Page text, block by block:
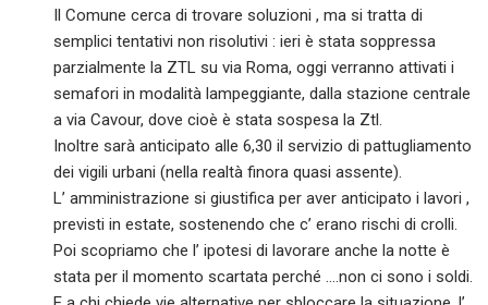
Il Comune cerca di trovare soluzioni , ma si tratta di
semplici tentativi non risolutivi : ieri è stata soppressa
parzialmente la ZTL su via Roma, oggi verranno attivati i
semafori in modalità lampeggiante, dalla stazione centrale
a via Cavour, dove cioè è stata sospesa la Ztl.
Inoltre sarà anticipato alle 6,30 il servizio di pattugliamento
dei vigili urbani (nella realtà finora quasi assente).
L’ amministrazione si giustifica per aver anticipato i lavori ,
previsti in estate, sostenendo che c’ erano rischi di crolli.
Poi scopriamo che l’ ipotesi di lavorare anche la notte è
stata per il momento scartata perché ….non ci sono i soldi.